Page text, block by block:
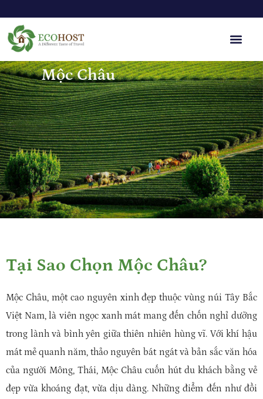
Mộc Châu
Tại Sao Chọn Mộc Châu?
Mộc Châu, một cao nguyên xinh đẹp thuộc vùng núi Tây Bắc
Việt Nam, là viên ngọc xanh mát mang đến chốn nghỉ dưỡng
trong lành và bình yên giữa thiên nhiên hùng vĩ. Với khí hậu
mát mẻ quanh năm, thảo nguyên bát ngát và bản sắc văn hóa
của người Mông, Thái, Mộc Châu cuốn hút du khách bằng vẻ
đẹp vừa khoáng đạt, vừa dịu dàng. Những điểm đến như đồi